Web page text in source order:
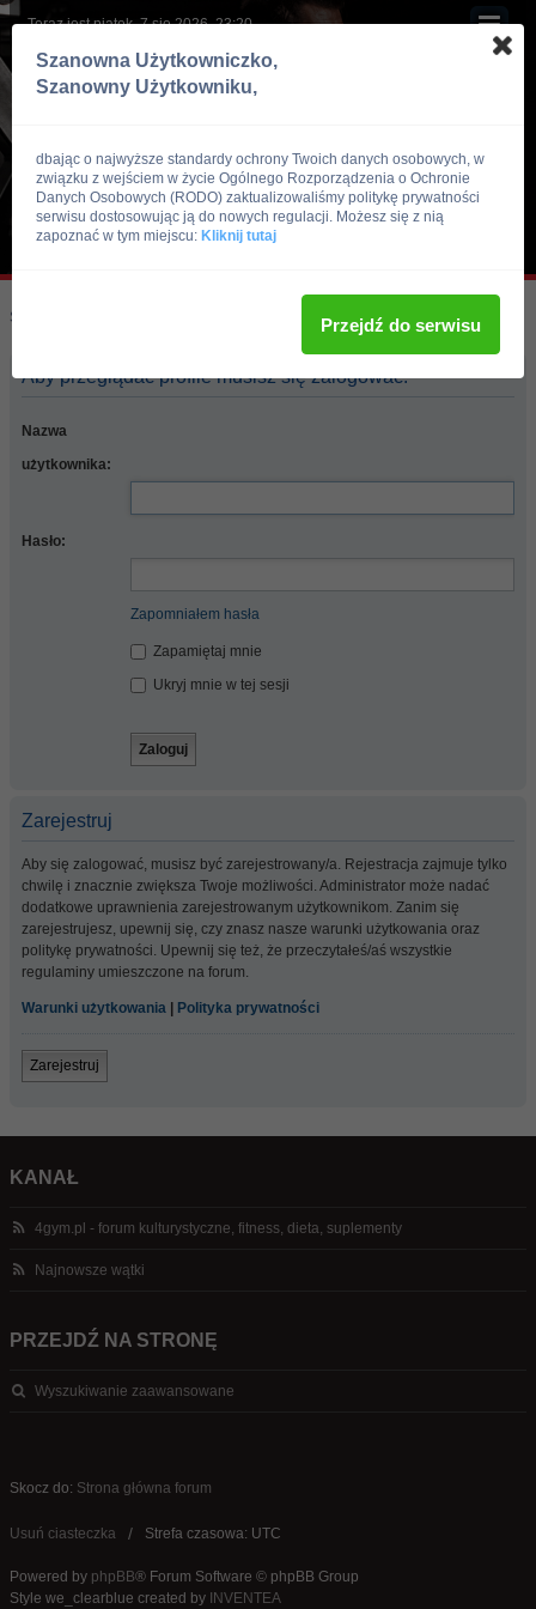
Teraz jest piątek, 7 sie 2026, 23:20
Skocz do:
Aby przeglądać profile musisz się zalogować.
Nazwa
użytkownika:
Hasło:
Zapomniałem hasła
Zapamiętaj mnie
Ukryj mnie w tej sesji
Zarejestruj
Aby się zalogować, musisz być zarejestrowany/a. Rejestracja zajmuje tylko
chwilę i znacznie zwiększa Twoje możliwości. Administrator może nadać
dodatkowe uprawnienia zarejestrowanym użytkownikom. Zanim się
zarejestrujesz, upewnij się, czy znasz nasze warunki użytkowania oraz
politykę prywatności. Upewnij się też, że przeczytałeś/aś wszystkie
regulaminy umieszczone na forum.
Warunki użytkowania Polityka prywatności
Zarejestruj
KANAŁ
4gym.pl - forum kulturystyczne, fitness, dieta, suplementy
Najnowsze wątki
PRZEJDŹ NA STRONĘ
Wyszukiwanie zaawansowane
Skocz do: Strona główna forum
Usuń ciasteczka Strefa czasowa: UTC
Powered by phpBB® Forum Software © phpBB Group
Style we_clearblue created by INVENTEA
Szanowna Użytkowniczko,
Szanowny Użytkowniku,
dbając o najwyższe standardy ochrony Twoich danych osobowych, w
związku z wejściem w życie Ogólnego Rozporządzenia o Ochronie
Danych Osobowych (RODO) zaktualizowaliśmy politykę prywatności
serwisu dostosowując ją do nowych regulacji. Możesz się z nią
zapoznać w tym miejscu: Kliknij tutaj
Przejdź do serwisu